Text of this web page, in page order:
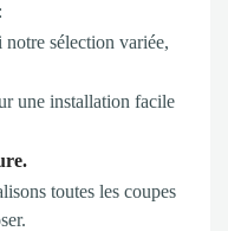
notre sélection variée,
une installation facile
toutes les coupes